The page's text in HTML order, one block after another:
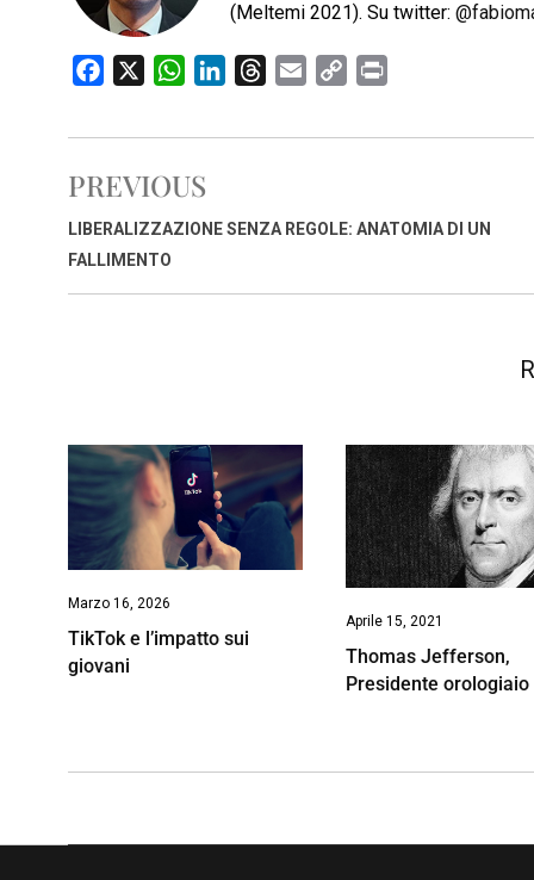
(Meltemi 2021). Su twitter:
c
b
o
o
W
a
s
A
n
d
r
d
a
p
i
i
PREVIOUS
LIBERALIZZAZIONE SENZA REGOLE: ANATOMIA DI UN
FALLIMENTO
Marzo 16, 2026
TikTok e l’impatto sui
giovani
Aprile 15, 2021
Thomas Jefferson,
Presidente orologiaio